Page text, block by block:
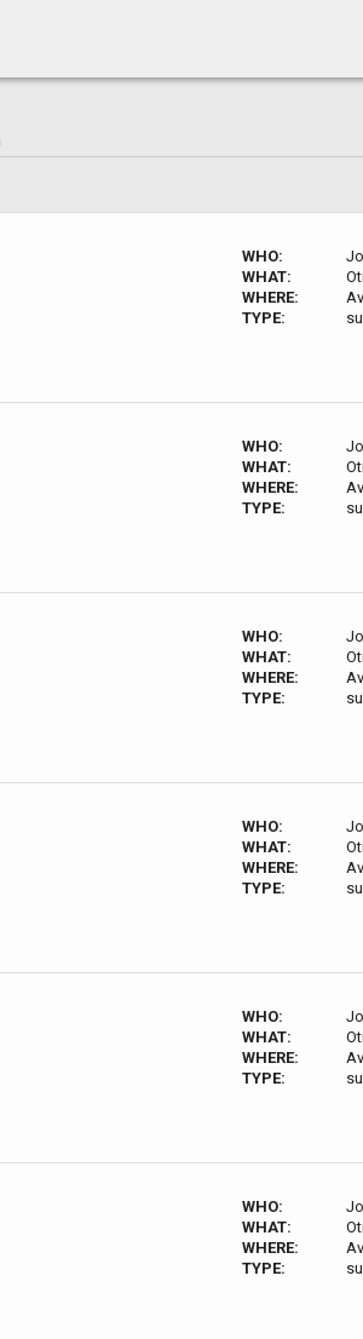
WHO:
WHAT:
WHERE:
TYPE:
WHO:
WHAT:
WHERE:
TYPE:
WHO:
WHAT:
WHERE:
TYPE:
WHO:
WHAT:
WHERE:
TYPE:
WHO:
WHAT:
WHERE:
TYPE:
WHO:
WHAT:
WHERE:
TYPE: